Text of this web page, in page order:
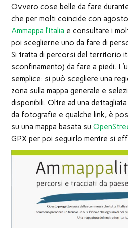
in
nuova
apre
una
finestra)
apre
una
finestra)
apre
una
nuova
finestra)
Ovvero cose belle da fare
che per molti coincide con
Ammappa l’Italia e consultare i
poi sceglierne uno da fare di
Si tratta di percorsi del territorio
sconfinamento) da fare a piedi.
semplice: si può scegliere una
zona sulla mappa generale e
disponibili. Oltre ad una
da fotografie e qualche link, è
su una mappa basata su
GPX per poi seguirlo mentre si